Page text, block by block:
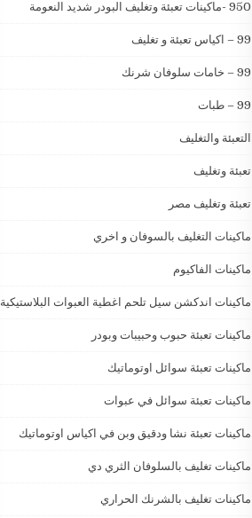
950 -ماكينات تعبئة وتغليف البودر شديد النعومة
99 – اكياس تعبئة و تغليف
99 – خامات سلوفان شرنك
99 – طبات
التعبئة والتغليف
تعبئة وتغليف
تعبئة وتغليف مصر
ماكينات التغليف بالسوفان و اخري
ماكينات الفاكيوم
ماكينات اندكشن سيل تلحم اغطية العبوات البلاستيكية
ماكينات تعبئة حبوب وحبيبات وبودر
ماكينات تعبئة سوائل اوتوماتيك
ماكينات تعبئة سوائل في عبوات
ماكينات تعبئة نشا ودقيق وبن في اكياس اوتوماتيك
ماكينات تغليف بالسلوفان الثري دي
ماكينات تغليف بالشرنك الحراري